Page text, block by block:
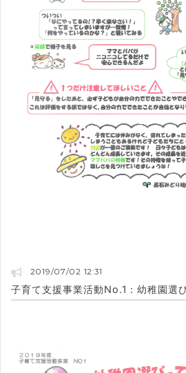
2019/07/02 12:31
子育て支援事業活動No.1：幼稚園選